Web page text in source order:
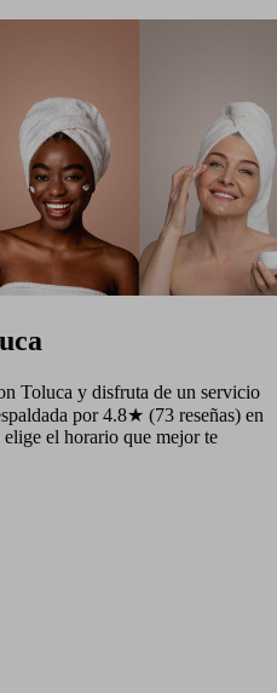
Toluca y disfruta de un servicio
por 4.8★ (73 reseñas) en
el horario que mejor te